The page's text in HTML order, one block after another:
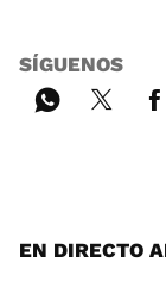
SÍGUENOS
EN DIRECTO